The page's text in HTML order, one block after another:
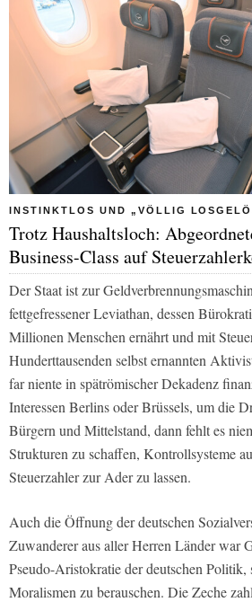
INSTINKTLOS UND „VÖLLIG
Trotz Haushaltsloch:
Business-Class auf
Der Staat ist zur
fettgefressener Leviathan, dessen
Millionen Menschen ernährt und mit
Hunderttausenden selbst ernannten
far niente in spätrömischer Dekadenz
Interessen Berlins oder Brüssels, um die
Bürgern und Mittelstand, dann fehlt es
Strukturen zu schaffen, Kontrollsysteme
Steuerzahler zur Ader zu lassen.
Auch die Öffnung der deutschen
Zuwanderer aus aller Herren Länder war
Pseudo-Aristokratie der deutschen Politik,
Moralismen zu berauschen. Die Zeche